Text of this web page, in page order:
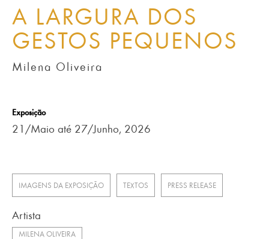
A LARGURA DOS
GESTOS PEQUENOS
Milena Oliveira
Exposição
21/Maio até 27/Junho, 2026
IMAGENS DA EXPOSIÇÃO TEXTOS PRESS RELEASE
Artista
MILENA OLIVEIRA